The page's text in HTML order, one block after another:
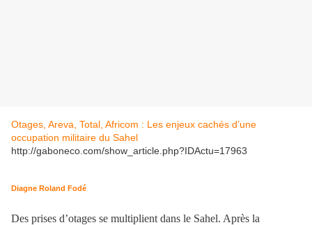
Otages, Areva, Total, Africom : Les enjeux cachés d’une
occupation militaire du Sahel
http://gaboneco.com/show_article.php?IDActu=17963
Diagne Roland Fodé
Des prises d’otages se multiplient dans le Sahel. Après la